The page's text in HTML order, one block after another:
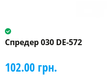
Спредер 030 DE-572
102.00 грн.